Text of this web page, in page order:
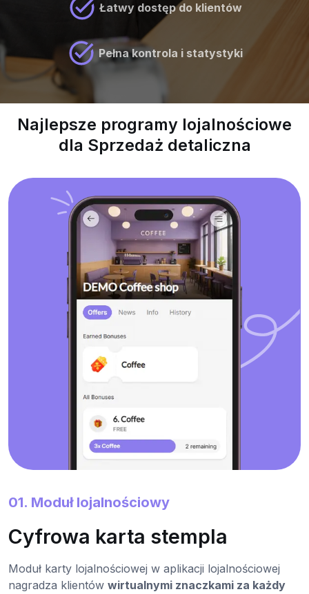
Łatwy dostęp do klientów
Pełna kontrola i statystyki
Najlepsze programy lojalnościowe
dla Sprzedaż detaliczna
01. Moduł lojalnościowy
Cyfrowa karta stempla
Moduł karty lojalnościowej w aplikacji lojalnościowej
nagradza klientów wirtualnymi znaczkami za każdy